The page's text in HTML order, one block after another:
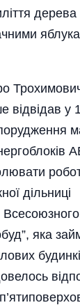
відвідав у
дільниці
яка